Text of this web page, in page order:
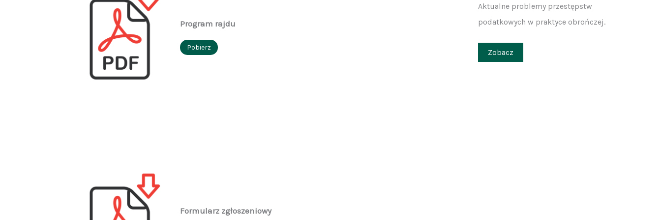
Program rajdu
Pobierz
Formularz zgłoszeniowy
Aktualne problemy przestępstw
podatkowych w praktyce obrończej.
Zobacz